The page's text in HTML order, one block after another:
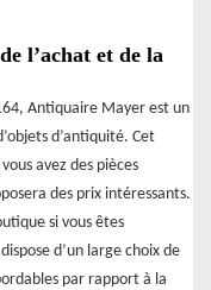
l’achat et de la
Antiquaire Mayer est un
d’antiquité. Cet
avez des pièces
des prix intéressants.
si vous êtes
d’un large choix de
par rapport à la